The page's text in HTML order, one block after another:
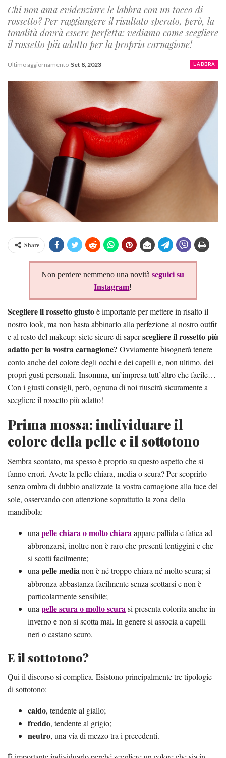
Chi non ama evidenziare le labbra con un tocco di
rossetto? Per raggiungere il risultato sperato, però, la
tonalità dovrà essere perfetta: vediamo come scegliere
il rossetto più adatto per la propria carnagione!
LABBRA
Ultimo aggiornamento Set 8, 2023
Share
Non perdere nemmeno una novitàseguici su
Instagram!
Scegliere il rossetto giustoè importante per mettere in risalto il
nostro look, ma non basta abbinarlo alla perfezione al nostro outfit
e al resto del makeup: siete sicure di saperscegliere il rossetto più
adatto per la vostra carnagione? Ovviamente bisognerà tenere
conto anche del colore degli occhi e dei capelli e, non ultimo, dei
propri gusti personali. Insomma, un’impresa tutt’altro che facile…
Con i giusti consigli, però, ognuna di noi riuscirà sicuramente a
scegliere il rossetto più adatto!
Prima mossa: individuare il
colore della pelle e il sottotono
Sembra scontato, ma spesso è proprio su questo aspetto che si
fanno errori. Avete la pelle chiara, media o scura? Per scoprirlo
senza ombra di dubbio analizzate la vostra carnagione alla luce del
sole, osservando con attenzione soprattutto la zona della
mandibola:
una pelle chiara o molto chiaraappare pallida e fatica ad
abbronzarsi, inoltre non è raro che presenti lentiggini e che
si scotti facilmente;
una pelle medianon è né troppo chiara né molto scura; si
abbronza abbastanza facilmente senza scottarsi e non è
particolarmente sensibile;
una pelle scura o molto scurasi presenta colorita anche in
inverno e non si scotta mai. In genere si associa a capelli
neri o castano scuro.
E il sottotono?
Qui il discorso si complica. Esistono principalmente tre tipologie
di sottotono:
caldo, tendente al giallo;
freddo, tendente al grigio;
neutro, una via di mezzo tra i precedenti.